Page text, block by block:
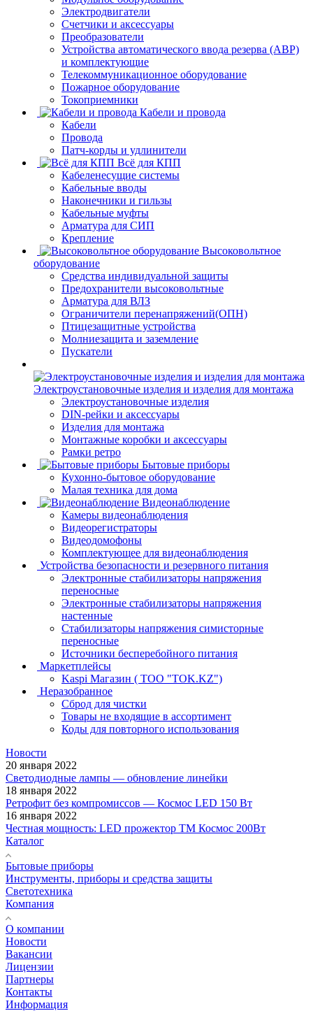
Электродвигатели
Счетчики и аксессуары
Преобразователи
Устройства автоматического ввода резерва (АВР)
и комплектующие
Телекоммуникационное оборудование
Пожарное оборудование
Токоприемники
Кабели и провода
Кабели
Провода
Патч-корды и удлинители
Всё для КПП
Кабеленесущие системы
Кабельные вводы
Наконечники и гильзы
Кабельные муфты
Арматура для СИП
Крепление
Высоковольтное
оборудование
Средства индивидуальной защиты
Предохранители высоковольтные
Арматура для ВЛЗ
Ограничители перенапряжений(ОПН)
Птицезащитные устройства
Молниезащита и заземление
Пускатели
Электроустановочные изделия и изделия для монтажа
Электроустановочные изделия
DIN-рейки и аксессуары
Изделия для монтажа
Монтажные коробки и аксессуары
Рамки ретро
Бытовые приборы
Кухонно-бытовое оборудование
Малая техника для дома
Видеонаблюдение
Камеры видеонаблюдения
Видеорегистраторы
Видеодомофоны
Комплектующее для видеонаблюдения
Устройства безопасности и резервного питания
Электронные стабилизаторы напряжения
переносные
Электронные стабилизаторы напряжения
настенные
Стабилизаторы напряжения симисторные
переносные
Источники бесперебойного питания
Маркетплейсы
Kaspi Магазин ( ТОО "TOK.KZ")
Неразобранное
Сброд для чистки
Товары не входящие в ассортимент
Коды для повторного использования
Новости
20 января 2022
Светодиодные лампы — обновление линейки
18 января 2022
Ретрофит без компромиссов — Космос LED 150 Вт
16 января 2022
Честная мощность: LED прожектор ТМ Космос 200Вт
Каталог
Бытовые приборы
Инструменты, приборы и средства защиты
Светотехника
Компания
О компании
Новости
Вакансии
Лицензии
Партнеры
Контакты
Информация